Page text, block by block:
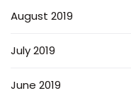
August 2019
July 2019
June 2019